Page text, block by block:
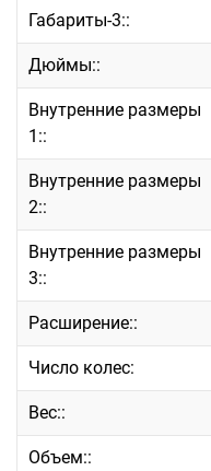
Габариты-3::
Дюймы::
Внутренние размеры
1::
Внутренние размеры
2::
Внутренние размеры
3::
Расширение::
Число колес:
Вес::
Объем::